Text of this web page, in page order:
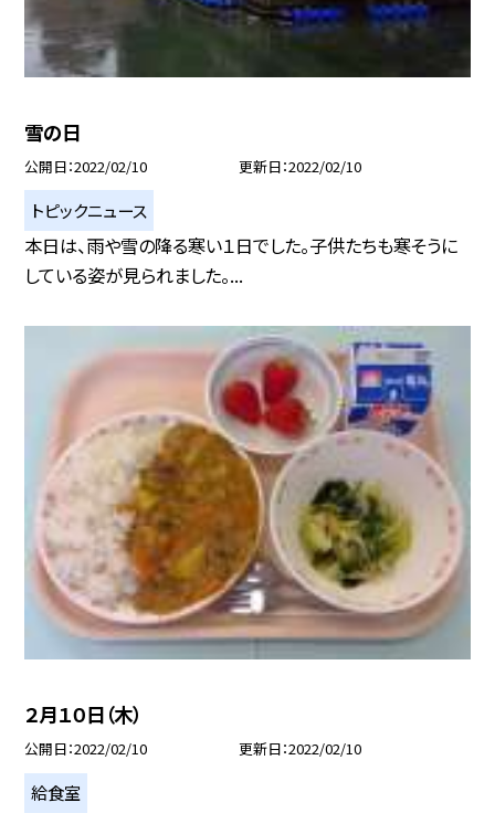
雪の日
公開日 2022/02/10 更新日 2022/02/10
トピックニュース
本日は、雨や雪の降る寒い１日でした。子供たちも寒そうに
している姿が見られました。...
２月１０日（木）
公開日 2022/02/10 更新日 2022/02/10
給食室